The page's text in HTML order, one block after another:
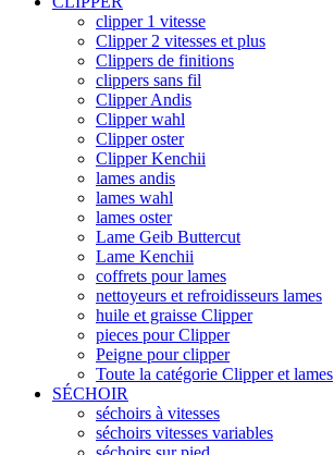
clipper 1 vitesse
Clipper 2 vitesses et plus
Clippers de finitions
clippers sans fil
Clipper Andis
Clipper wahl
Clipper oster
Clipper Kenchii
lames andis
lames wahl
lames oster
Lame Geib Buttercut
Lame Kenchii
coffrets pour lames
nettoyeurs et refroidisseurs lames
huile et graisse Clipper
pieces pour Clipper
Peigne pour clipper
Toute la catégorie Clipper et lames
SÉCHOIR
séchoirs à vitesses
séchoirs vitesses variables